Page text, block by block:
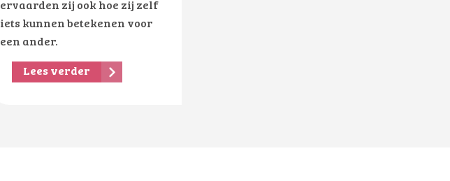
ervaarden zij ook hoe zij zelf
iets kunnen betekenen voor
een ander.
Lees verder